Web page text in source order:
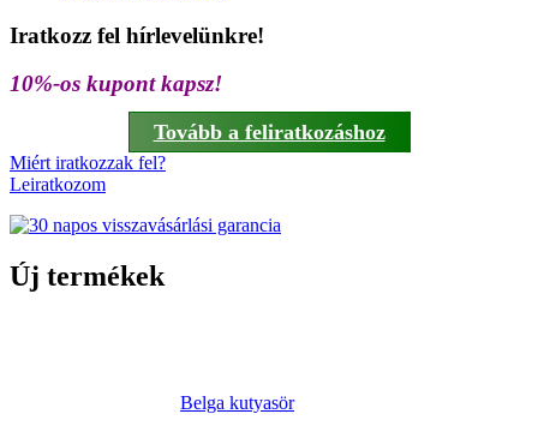
Iratkozz fel hírlevelünkre!
10%-os kupont kapsz!
Tovább a feliratkozáshoz
Miért iratkozzak fel?
Leiratkozom
Új termékek
Belga kutyasör